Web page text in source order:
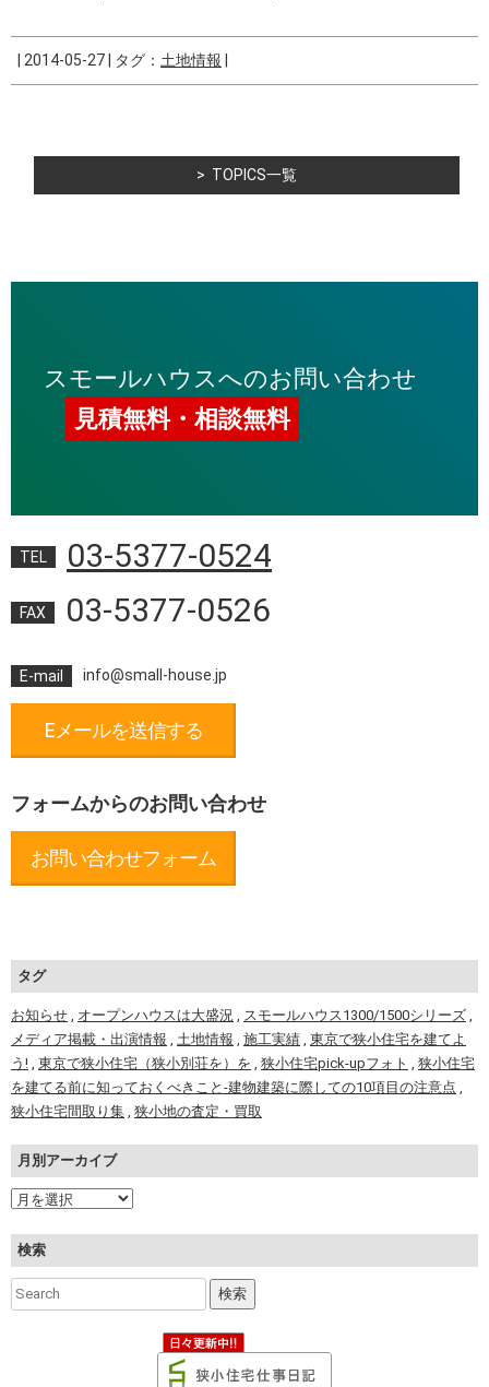
| 2014-05-27| タグ： 土地情報 |
TOPICS一覧
スモールハウスへのお問い合わせ
見積無料・相談無料
TEL 03-5377-0524
FAX 03-5377-0526
E-mail info@small-house.jp
Eメールを送信する
フォームからのお問い合わせ
お問い合わせフォーム
タグ
お知らせ オープンハウスは大盛況 スモールハウス1300/1500シリーズ
メディア掲載・出演情報
土地情報 施工実績 東京で狭小住宅を建てよ
う!
東京で狭小住宅（狭小別荘を）を 狭小住宅pick-upフォト
狭小住宅
を建てる前に知っておくべきこと-建物建築に際しての10項目の注意点
狭小住宅間取り集 狭小地の査定・買取
月別アーカイブ
検索